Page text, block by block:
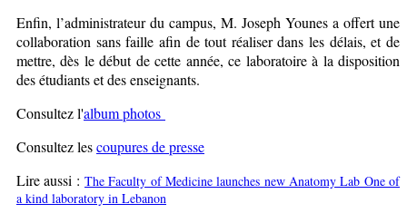
Enfin, l’administrateur du campus, M. Joseph Younes a offert une
collaboration sans faille afin de tout réaliser dans les délais, et de
mettre, dès le début de cette année, ce laboratoire à la disposition
des étudiants et des enseignants.
Consultez l'album photos
Consultez lescoupures de presse
Lire aussi : The Faculty of Medicine launches new Anatomy Lab One of
a kind laboratory in Lebanon